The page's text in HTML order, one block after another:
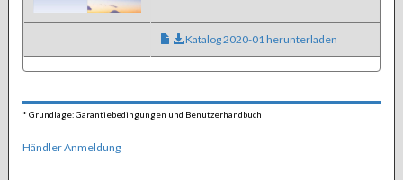
Katalog 2020-01 herunterladen
* Grundlage: Garantiebedingungen und Benutzerhandbuch
Händler Anmeldung